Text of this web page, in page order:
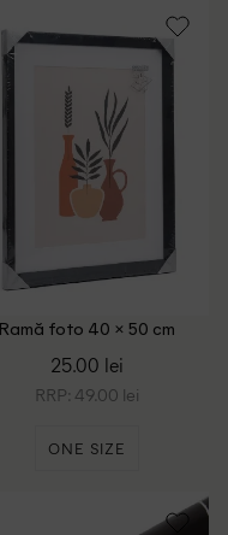
Ramă foto 40 × 50 cm
25.00 lei
RRP: 49.00 lei
ONE SIZE